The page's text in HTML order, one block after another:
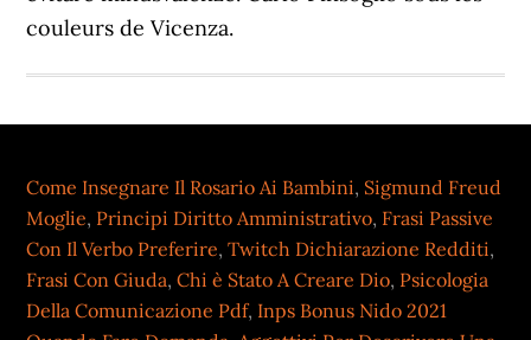
couleurs de Vicenza.
Come Insegnare Il Rosario Ai Bambini, Sigmund Freud
Moglie, Principi Diritto Amministrativo, Frasi Passive
Con Il Verbo Preferire,Twitch Dichiarazione Redditi,
Frasi Con Giuda,Chi è Stato A Creare Dio, Psicologia
Della Comunicazione Pdf, Inps Bonus Nido 2021